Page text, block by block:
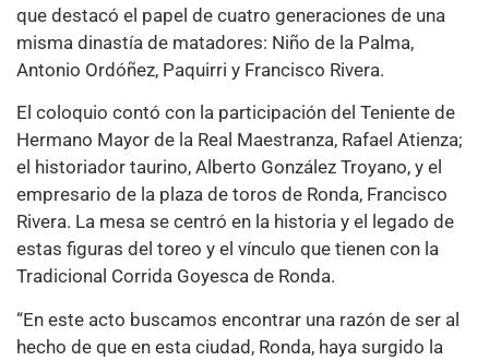
que destacó el papel de cuatro generaciones de una
misma dinastía de matadores: Niño de la Palma,
Antonio Ordóñez, Paquirri y Francisco Rivera.
El coloquio contó con la participación del Teniente de
Hermano Mayor de la Real Maestranza, Rafael Atienza;
el historiador taurino, Alberto González Troyano, y el
empresario de la plaza de toros de Ronda, Francisco
Rivera. La mesa se centró en la historia y el legado de
estas figuras del toreo y el vínculo que tienen con la
Tradicional Corrida Goyesca de Ronda.
“En este acto buscamos encontrar una razón de ser al
hecho de que en esta ciudad, Ronda, haya surgido la